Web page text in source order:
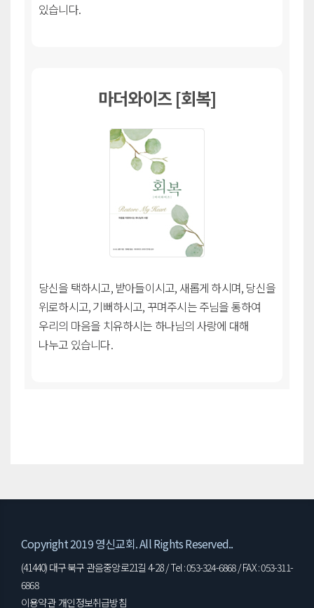
있습니다.
마더와이즈 [회복]
당신을 택하시고, 받아들이시고, 새롭게 하시며, 당신을
위로하시고, 기뻐하시고, 꾸며주시는 주님을 통하여
우리의 마음을 치유하시는 하나님의 사랑에 대해
나누고 있습니다.
Copyright 2019 영신교회. All Rights Reserved..
(41440) 대구 북구 관음중앙로21길 4-28 / Tel : 053-324-6868 / FAX : 053-311-
6868
이용약관 개인정보취급방침